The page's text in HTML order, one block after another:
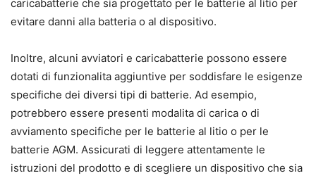
caricabatterie che sia progettato per le batterie al litio per
evitare danni alla batteria o al dispositivo.
Inoltre, alcuni avviatori e caricabatterie possono essere
dotati di funzionalita aggiuntive per soddisfare le esigenze
specifiche dei diversi tipi di batterie. Ad esempio,
potrebbero essere presenti modalita di carica o di
avviamento specifiche per le batterie al litio o per le
batterie AGM. Assicurati di leggere attentamente le
istruzioni del prodotto e di scegliere un dispositivo che sia